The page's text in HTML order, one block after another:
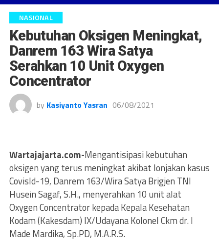
NASIONAL
Kebutuhan Oksigen Meningkat,
Danrem 163 Wira Satya
Serahkan 10 Unit Oxygen
Concentrator
by Kasiyanto Yasran 06/08/2021
Wartajajarta.com-Mengantisipasi kebutuhan
oksigen yang terus meningkat akibat lonjakan kasus
Covisld-19, Danrem 163/Wira Satya Brigjen TNI
Husein Sagaf, S.H., menyerahkan 10 unit alat
Oxygen Concentrator kepada Kepala Kesehatan
Kodam (Kakesdam) IX/Udayana Kolonel Ckm dr. I
Made Mardika, Sp.PD, M.A.R.S.